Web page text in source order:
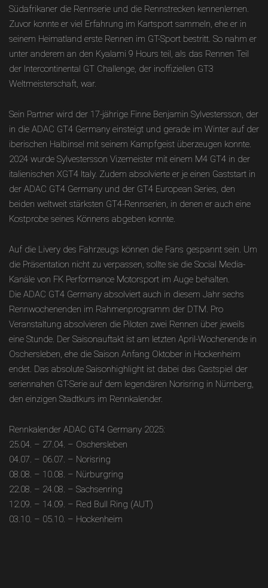
Südafrikaner die Rennserie und die Rennstrecken kennenlernen.
Zuvor konnte er viel Erfahrung im Kartsport sammeln, ehe er in
seinem Heimatland erste Rennen im GT-Sport bestritt. So nahm er
unter anderem an den Kyalami 9 Hours teil, als das Rennen Teil
der Intercontinental GT Challenge, der inoffiziellen GT3
Weltmeisterschaft, war.
Sein Partner wird der 17-jährige Finne Benjamin Sylvestersson, der
in die ADAC GT4 Germany einsteigt und gerade im Winter auf der
iberischen Halbinsel mit seinem Kampfgeist überzeugen konnte.
2024 wurde Sylvestersson Vizemeister mit einem M4 GT4 in der
italienischen XGT4 Italy. Zudem absolvierte er je einen Gaststart in
der ADAC GT4 Germany und der GT4 European Series, den
beiden weltweit stärksten GT4-Rennserien, in denen er auch eine
Kostprobe seines Könnens abgeben konnte.
Auf die Livery des Fahrzeugs können die Fans gespannt sein. Um
die Präsentation nicht zu verpassen, sollte sie die Social Media-
Kanäle von FK Performance Motorsport im Auge behalten.
Die ADAC GT4 Germany absolviert auch in diesem Jahr sechs
Rennwochenenden im Rahmenprogramm der DTM. Pro
Veranstaltung absolvieren die Piloten zwei Rennen über jeweils
eine Stunde. Der Saisonauftakt ist am letzten April-Wochenende in
Oschersleben, ehe die Saison Anfang Oktober in Hockenheim
endet. Das absolute Saisonhighlight ist dabei das Gastspiel der
seriennahen GT-Serie auf dem legendären Norisring in Nürnberg,
den einzigen Stadtkurs im Rennkalender.
Rennkalender ADAC GT4 Germany 2025:
25.04. – 27.04. – Oschersleben
04.07. – 06.07. – Norisring
08.08. – 10.08. – Nürburgring
22.08. – 24.08. – Sachsenring
12.09. – 14.09. – Red Bull Ring (AUT)
03.10. – 05.10. – Hockenheim